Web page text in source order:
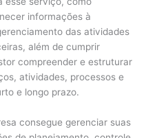
informações à
das atividades
além de cumprir
compreender e estruturar
atividades, processos e
e longo prazo.
consegue gerenciar suas